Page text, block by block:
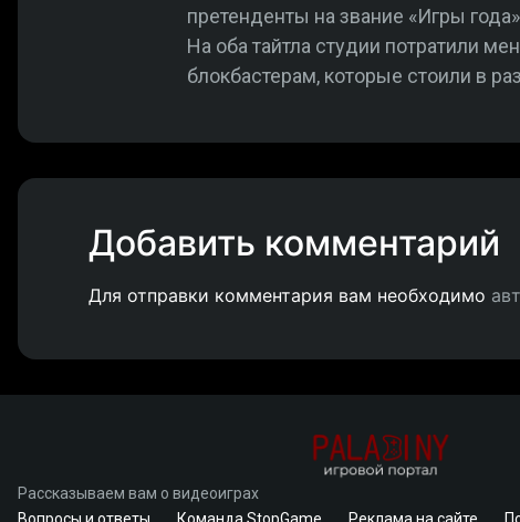
претенденты на звание «Игры
На оба тайтла студии потратили
блокбастерам, которые стоили в
Добавить комментарий
Для отправки комментария вам необходимо
Рассказываем вам о видеоиграх